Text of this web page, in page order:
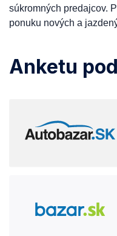
súkromných predajcov.
ponuku nových a
Anketu